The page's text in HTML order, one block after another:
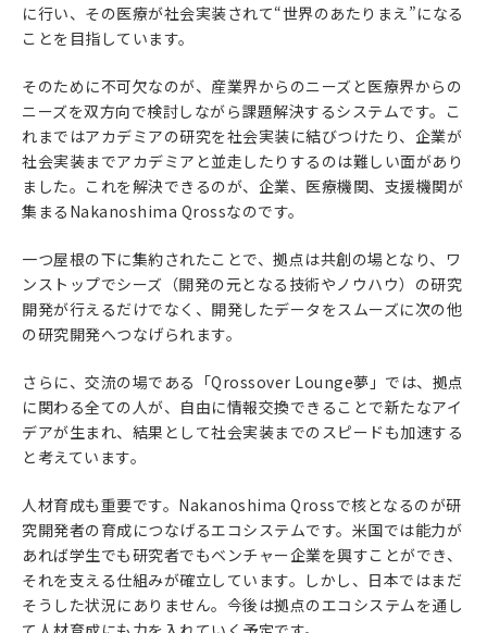
に行い、その医療が社会実装されて“世界のあたりまえ”になる
ことを目指しています。
そのために不可欠なのが、産業界からのニーズと医療界からの
ニーズを双方向で検討しながら課題解決するシステムです。こ
れまではアカデミアの研究を社会実装に結びつけたり、企業が
社会実装までアカデミアと並走したりするのは難しい面があり
ました。これを解決できるのが、企業、医療機関、支援機関が
集まるNakanoshima Qrossなのです。
一つ屋根の下に集約されたことで、拠点は共創の場となり、ワ
ンストップでシーズ（開発の元となる技術やノウハウ）の研究
開発が行えるだけでなく、開発したデータをスムーズに次の他
の研究開発へつなげられます。
さらに、交流の場である「Qrossover Lounge夢」では、拠点
に関わる全ての人が、自由に情報交換できることで新たなアイ
デアが生まれ、結果として社会実装までのスピードも加速する
と考えています。
人材育成も重要です。Nakanoshima Qrossで核となるのが研
究開発者の育成につなげるエコシステムです。米国では能力が
あれば学生でも研究者でもベンチャー企業を興すことができ、
それを支える仕組みが確立しています。しかし、日本ではまだ
そうした状況にありません。今後は拠点のエコシステムを通し